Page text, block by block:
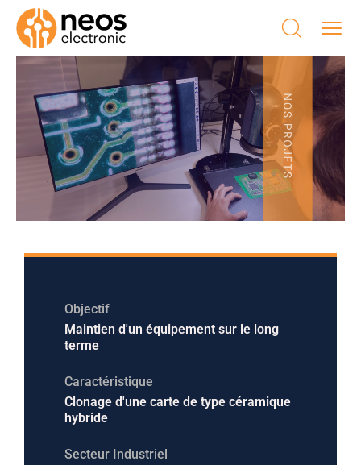
Objectif
Maintien d'un équipement sur le long
terme
Caractéristique
Clonage d'une carte de type céramique
hybride
Secteur Industriel